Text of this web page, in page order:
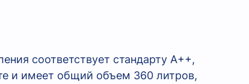
соответствует стандарту A++,
и имеет общий объем 360 литров,